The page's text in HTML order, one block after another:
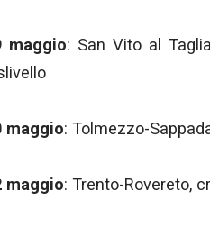
maggio: San Vito al
maggio: Tolmezzo-
maggio: Trento-Rovereto,